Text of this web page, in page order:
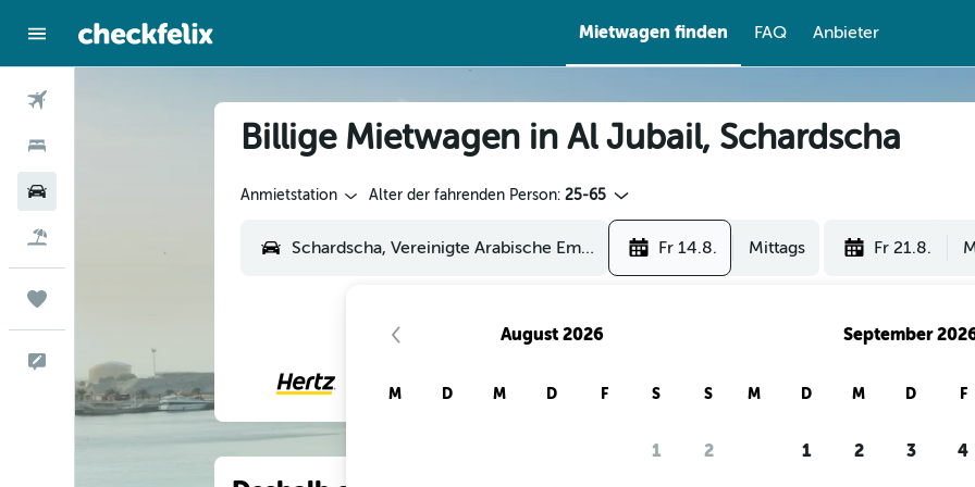
Mietwagen finden FAQ Anbieter
Feedback
Billige Mietwagen in Al Jubail, Schardscha
Anmietstation Alter der fahrenden Person: 25-65
Fr 14.8. Mittags Fr 21.8.
August 2026
M D M D F S S
1 2
September
M D M D F
1 2 3 4